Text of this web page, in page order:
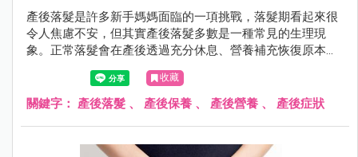
產後落髮是許多新手媽媽面臨的一項挑戰，落髮期看起來很
令人焦慮不安，但其實產後落髮多數是一種常見的生理現
象。正常落髮會在產後透過充分休息、營養補充恢復原本豐
盈的秀髮，若是不正常落髮，則需盡快就醫。
收藏
關鍵字： 產後落髮 、 產後保養 、 產後營養 、 產後症狀